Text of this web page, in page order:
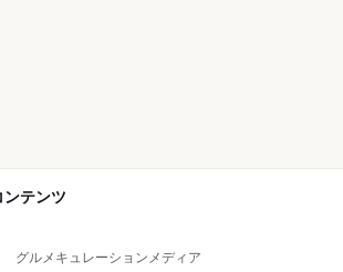
テンツ
グルメキュレーションメディア